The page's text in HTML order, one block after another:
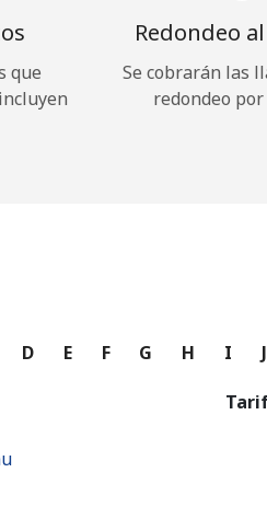
que
Redondeo
Se cobrarán las
redondeo
D E F G H I J